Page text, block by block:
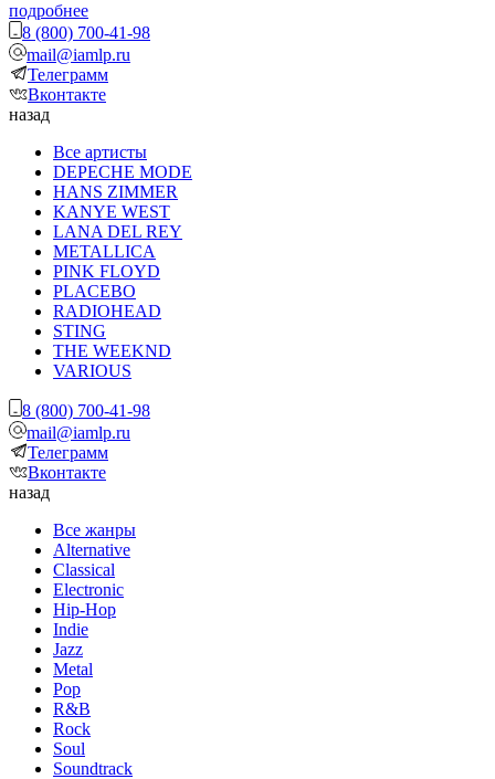
подробнее
8 (800) 700-41-98
mail@iamlp.ru
Телеграмм
Вконтакте
назад
Все артисты
DEPECHE MODE
HANS ZIMMER
KANYE WEST
LANA DEL REY
METALLICA
PINK FLOYD
PLACEBO
RADIOHEAD
STING
THE WEEKND
VARIOUS
8 (800) 700-41-98
mail@iamlp.ru
Телеграмм
Вконтакте
назад
Все жанры
Alternative
Classical
Electronic
Hip-Hop
Indie
Jazz
Metal
Pop
R&B
Rock
Soul
Soundtrack